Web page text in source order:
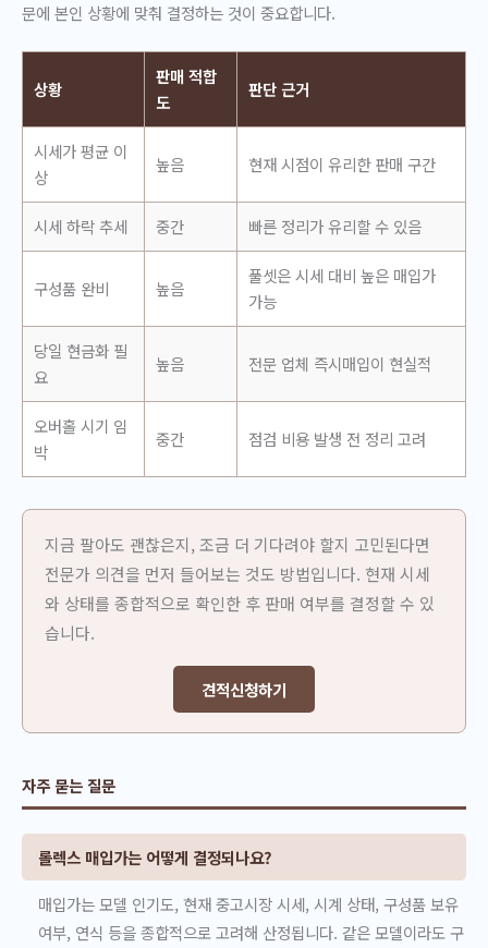
문에 본인 상황에 맞춰 결정하는 것이 중요합니다.
상황
판매 적합
도
판단 근거
시세가 평균 이
상
높음 현재 시점이 유리한 판매 구간
시세 하락 추세 중간 빠른 정리가 유리할 수 있음
구성품 완비 높음
풀셋은 시세 대비 높은 매입가
가능
당일 현금화 필
요
높음 전문 업체 즉시매입이 현실적
오버홀 시기 임
박
중간 점검 비용 발생 전 정리 고려
지금 팔아도 괜찮은지, 조금 더 기다려야 할지 고민된다면
전문가 의견을 먼저 들어보는 것도 방법입니다. 현재 시세
와 상태를 종합적으로 확인한 후 판매 여부를 결정할 수 있
습니다.
견적신청하기
자주 묻는 질문
롤렉스 매입가는 어떻게 결정되나요?
매입가는 모델 인기도, 현재 중고시장 시세, 시계 상태, 구성품 보유
여부, 연식 등을 종합적으로 고려해 산정됩니다. 같은 모델이라도 구